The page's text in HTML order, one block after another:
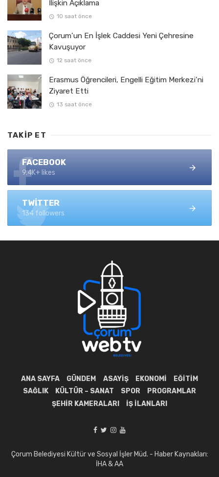
İlişkin Açıklama
10 saat önce
Çorum’un En İşlek Caddesi Yeni Çehresine
Kavuşuyor
12 saat önce
Erasmus Öğrencileri, Engelli Eğitim Merkezi’ni
Ziyaret Etti
13 saat önce
TAKIP ET
FACEBOOK
9.4K+ likes
TWITTER
134 followers
ANA SAYFA GÜNDEM ASAYIŞ EKONOMI
EĞITIM
SAĞLIK
KÜLTÜR – SANAT SPOR
PROGRAMLAR
ŞEHIR KAMERALARI
İŞ İLANLARI
Çorum Belediyesi Kültür ve Sosyal İşler Müd. - Haber Kaynakları:
İHA & AA